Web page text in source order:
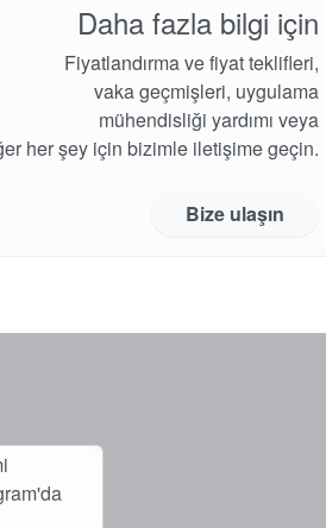
Daha fazla bilgi için
Fiyatlandırma ve fiyat teklifleri,
vaka geçmişleri, uygulama
mühendisliği yardımı veya
her şey için bizimle iletişime geçin.
Bize ulaşın